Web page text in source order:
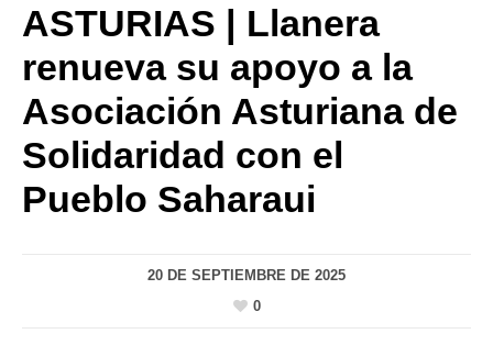
ASTURIAS | Llanera
renueva su apoyo a la
Asociación Asturiana de
Solidaridad con el
Pueblo Saharaui
20 DE SEPTIEMBRE DE 2025
0